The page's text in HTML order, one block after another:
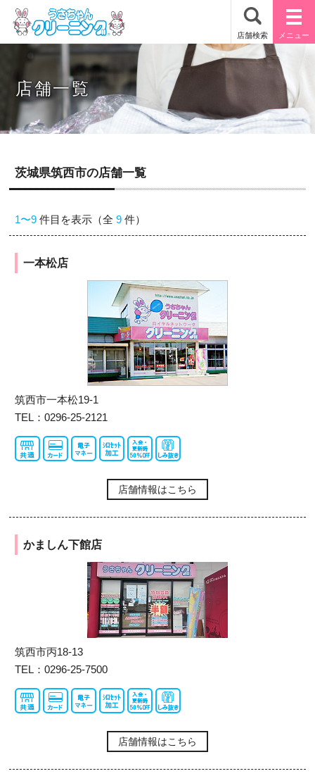
店舗一覧
茨城県筑西市の店舗一覧
1〜9 件目を表示（全9 件）
一本松店
筑西市一本松19-1
TEL：0296-25-2121
店舗情報はこちら
かましん下館店
筑西市丙18-13
TEL：0296-25-7500
店舗情報はこちら